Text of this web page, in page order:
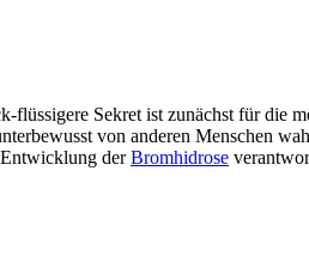
Sekret ist zunächst für die
von anderen Menschen
derBromhidrose